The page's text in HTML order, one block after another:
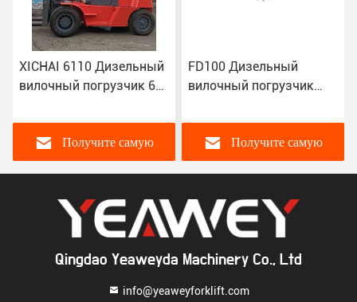
XICHAI 6110 Дизельный
вилочный погрузчик 6
FD100 Дизельный
погрузчикПолучите самую
FD100 Дизельный
вилочный погрузчик
Мастовый вилочный
погрузчикПолучите самую
Qingdao Yeaweyda Machinery Co., Ltd
info@yeaweyforklift.com